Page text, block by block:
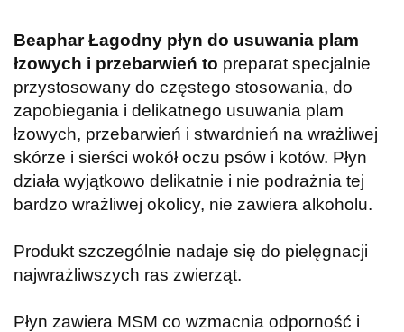
Beaphar Łagodny płyn do usuwania plam
łzowych i przebarwień to preparat specjalnie
przystosowany do częstego stosowania, do
zapobiegania i delikatnego usuwania plam
łzowych, przebarwień i stwardnień na wrażliwej
skórze i sierści wokół oczu psów i kotów. Płyn
działa wyjątkowo delikatnie i nie podrażnia tej
bardzo wrażliwej okolicy, nie zawiera alkoholu.
Produkt szczególnie nadaje się do pielęgnacji
najwrażliwszych ras zwierząt.
Płyn zawiera MSM co wzmacnia odporność i